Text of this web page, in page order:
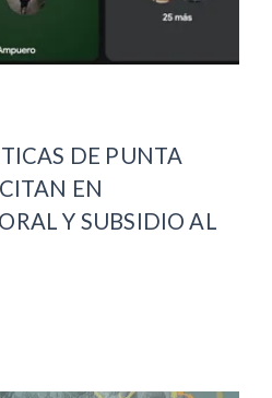
DE PUNTA
EN
Y SUBSIDIO AL